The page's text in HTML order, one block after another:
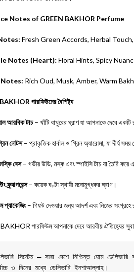
Notes of GREEN BAKHOR Perfume
Fresh Green Accords, Herbal
Notes (Heart): Floral Hints, Spicy
Notes: Rich Oud, Musk, Amber, Warm
পারফিউমের বৈশিষ্ট্য
আরবিক টাচ– খাঁটি বাখুরের ঘ্রাণ যা আপনাকে দেবে
নোটস– প্রাকৃতিক হার্বাল ও গ্রিন অ্যারোমা, যা দীর্ঘ সময়
বেস– গভীর উডি, মস্ক এবং স্পাইসি টাচ যা তৈরি
ফ্র্যাগরেন্স– কয়েক ঘণ্টা স্থায়ী মনোমুগ্ধকর ঘ্রাণ।
প্যাকেজিং– গিফট দেওয়ার জন্য আদর্শ এবং নিজের সংগ্রহে
পারফিউম আপনাকে দেবে আরবীয় ঐতিহ্যের
সিস্টেম – সারা দেশে নিশ্চিন্ত হোম
৩ দিনের মধ্যে ডেলিভারি ইনশাআল্লাহ।